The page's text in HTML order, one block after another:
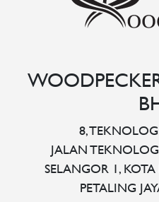
8,
JALAN
SELANGOR 1,
PETALING